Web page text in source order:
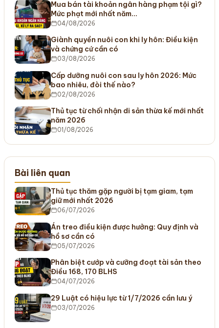
Mua bán tài khoản ngân hàng phạm tội gì?
Mức phạt mới nhất năm…
04/08/2026
Giành quyền nuôi con khi ly hôn: Điều kiện
và chứng cứ cần có
03/08/2026
Cấp dưỡng nuôi con sau ly hôn 2026: Mức
bao nhiêu, đòi thế nào?
02/08/2026
Thủ tục từ chối nhận di sản thừa kế mới nhất
năm 2026
01/08/2026
Bài liên quan
Thủ tục thăm gặp người bị tạm giam, tạm
giữ mới nhất 2026
06/07/2026
Án treo điều kiện được hưởng: Quy định và
hồ sơ cần có
05/07/2026
Phân biệt cướp và cưỡng đoạt tài sản theo
Điều 168, 170 BLHS
04/07/2026
29 Luật có hiệu lực từ 1/7/2026 cần lưu ý
03/07/2026